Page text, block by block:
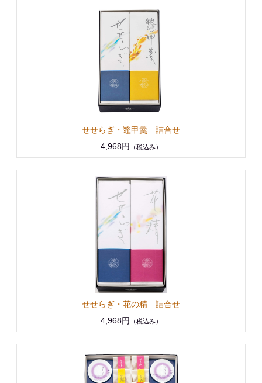
せせらぎ・鼈甲羹 詰合せ
4,968円
（税込み）
せせらぎ・花の精 詰合せ
4,968円
（税込み）